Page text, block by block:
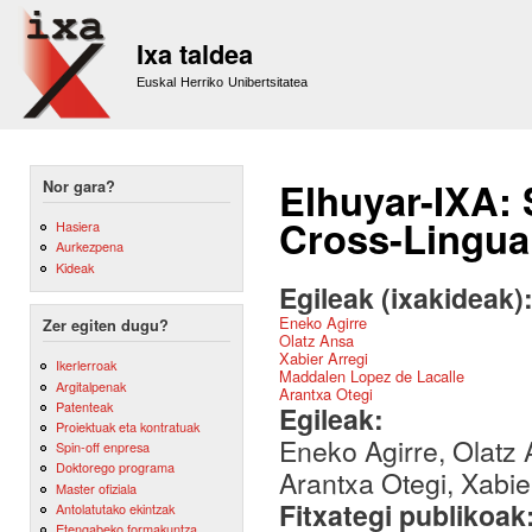
Ixa taldea
Euskal Herriko Unibertsitatea
Nor gara?
Hasiera
Aurkezpena
Kideak
Zer egiten dugu?
Ikerlerroak
Argitalpenak
Patenteak
Proiektuak eta kontratuak
Spin-off enpresa
Doktorego programa
Master ofiziala
Antolatutako ekintzak
Elhuyar-IXA:
Cross-
Egileak
Eneko Agirre
Olatz Ansa
Xabier Arregi
Maddalen Lopez de Lacalle
Arantxa Otegi
Egileak:
Eneko Agirre, Olatz
Arantxa Otegi,
Fitxategi